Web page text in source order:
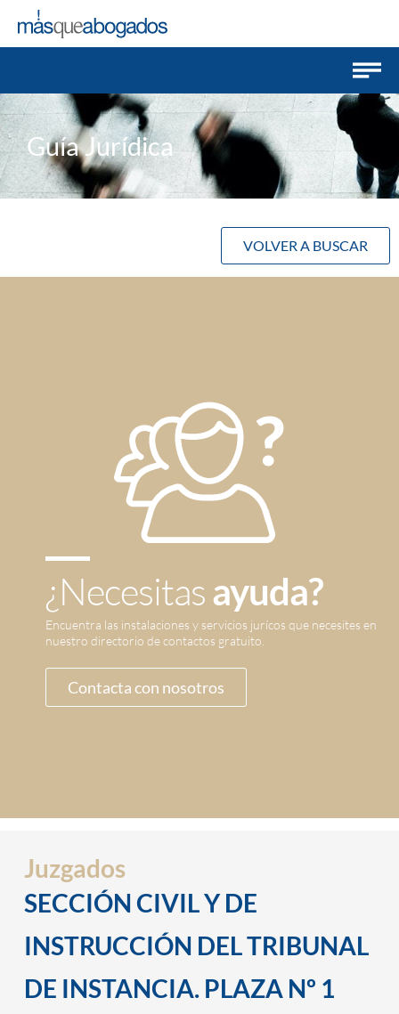
Guía Jurídica
VOLVER A BUSCAR
¿Necesitasayuda?
Encuentra las instalaciones y servicios jurícos que necesites en
nuestro directorio de contactos gratuito.
Contacta con nosotros
Juzgados
SECCIÓN CIVIL Y DE
INSTRUCCIÓN DEL TRIBUNAL
DE INSTANCIA. PLAZA Nº 1